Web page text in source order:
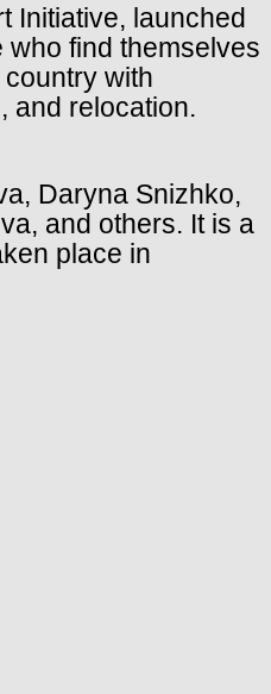
Initiative, launched
find themselves
with
and relocation.
Daryna Snizhko,
and others. It is a
place in